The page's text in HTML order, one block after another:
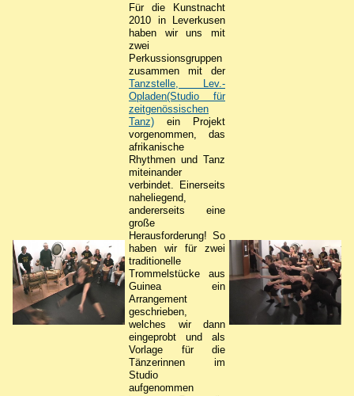
Für die Kunstnacht
2010 in Leverkusen
haben wir uns mit
zwei
Perkussionsgruppen
zusammen mit der
Tanzstelle, Lev.-
Opladen(Studio für
zeitgenössischen
Tanz) ein Projekt
vorgenommen, das
afrikanische
Rhythmen und Tanz
miteinander
verbindet. Einerseits
naheliegend,
andererseits eine
große
Herausforderung! So
haben wir für zwei
traditionelle
Trommelstücke aus
Guinea ein
Arrangement
geschrieben,
welches wir dann
eingeprobt und als
Vorlage für die
Tänzerinnen im
Studio
aufgenommen